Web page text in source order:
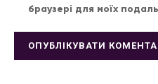
браузері для моїх